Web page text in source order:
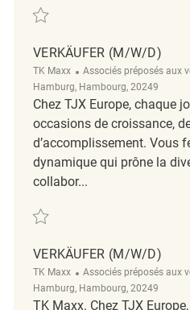
Verkäufer (m/w/d) REQ111998
VERKÄUFER (M/W/D)
TK Maxx Associés préposés aux
Hamburg, Hambourg, 20249
Chez TJX Europe, chaque
occasions de croissance,
d’accomplissement. Vous
dynamique qui prône la
collabor...
Verkäufer (m/w/d) REQ133656
VERKÄUFER (M/W/D)
TK Maxx Associés préposés aux
Hamburg, Hambourg, 20249
TK Maxx. Chez TJX